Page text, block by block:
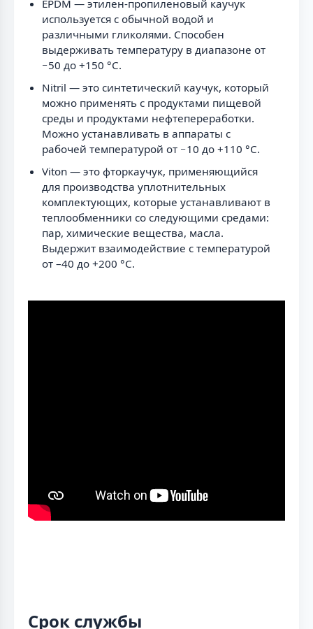
EPDM — этилен-пропиленовый каучук
используется с обычной водой и
различными гликолями. Способен
выдерживать температуру в диапазоне от
−50 до +150 °C.
Nitril — это синтетический каучук, который
можно применять с продуктами пищевой
среды и продуктами нефтепереработки.
Можно устанавливать в аппараты с
рабочей температурой от −10 до +110 °C.
Viton — это фторкаучук, применяющийся
для производства уплотнительных
комплектующих, которые устанавливают в
теплообменники со следующими средами:
пар, химические вещества, масла.
Выдержит взаимодействие с температурой
от –40 до +200 °C.
Срок службы